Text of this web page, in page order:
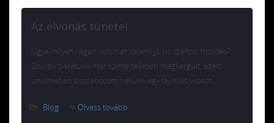
Az elvonás tünetei
Ugye milyen régen volt már valami jó kis szaftos frissítés?
Zsukov barátunk már szinte teljesen megkergült, ezért
unalmában összehozott nekünk egy fajin kis videót:
Blog Olvass tovább